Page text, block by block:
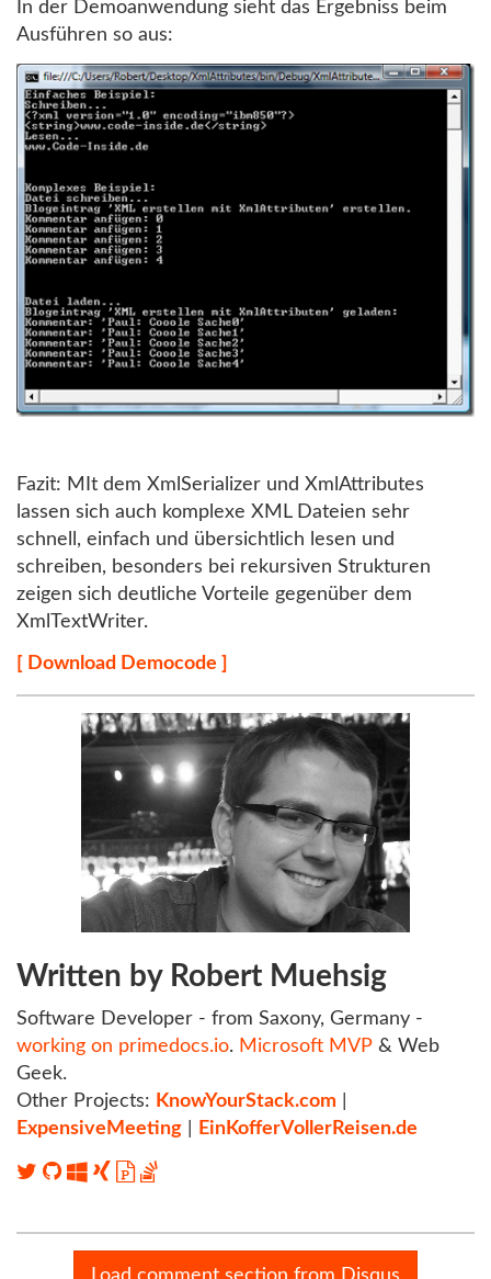
In der Demoanwendung sieht das Ergebniss beim
Ausführen so aus:
Fazit: MIt dem XmlSerializer und XmlAttributes
lassen sich auch komplexe XML Dateien sehr
schnell, einfach und übersichtlich lesen und
schreiben, besonders bei rekursiven Strukturen
zeigen sich deutliche Vorteile gegenüber dem
XmlTextWriter.
[ Download Democode ]
Written by Robert Muehsig
Software Developer - from Saxony, Germany -
working on primedocs.io. Microsoft MVP & Web
Geek.
Other Projects: KnowYourStack.com
ExpensiveMeeting
EinKofferVollerReisen.de